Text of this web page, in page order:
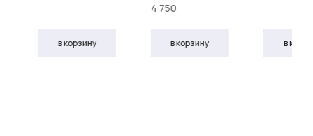
в корзину
4 750
в корзину в